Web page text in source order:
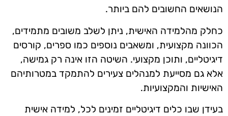
הנושאים החשובים להם ביותר.
כחלק מהלמידה האישית, ניתן לשלב משובים מתמידים,
הכוונה מקצועית, ומשאבים נוספים כמו ספרים, קורסים
דיגיטליים, ותוכן מקצועי. השיטה הזו אינה רק גמישה,
אלא גם מסייעת למנהלים צעירים להתמקד במטרותיהם
האישיות והמקצועיות.
בעידן שבו כלים דיגיטליים זמינים לכל, למידה אישית